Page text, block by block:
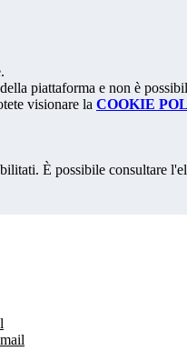
piattaforma e non è
visionare la COOKIE
È possibile consultare